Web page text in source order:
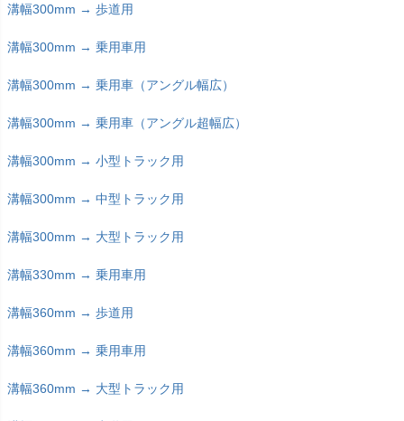
溝幅300mm → 歩道用
溝幅300mm → 乗用車用
溝幅300mm → 乗用車（アングル幅広）
溝幅300mm → 乗用車（アングル超幅広）
溝幅300mm → 小型トラック用
溝幅300mm → 中型トラック用
溝幅300mm → 大型トラック用
溝幅330mm → 乗用車用
溝幅360mm → 歩道用
溝幅360mm → 乗用車用
溝幅360mm → 大型トラック用